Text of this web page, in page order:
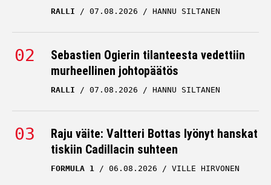
RALLI 07.08.2026 HANNU SILTANEN
Sebastien Ogierin tilanteesta vedettiin
murheellinen johtopäätös
RALLI 07.08.2026 HANNU SILTANEN
Raju väite: Valtteri Bottas lyönyt hanskat
tiskiin Cadillacin suhteen
FORMULA 1 06.08.2026 VILLE HIRVONEN